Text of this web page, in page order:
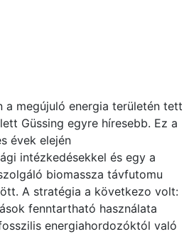
a megújuló energia területén tett
Güssing egyre híresebb. Ez a
évek elején
intézkedésekkel és egy a
biomassza távfutomu
A stratégia a következo volt:
fenntartható használata
energiahordozóktól való